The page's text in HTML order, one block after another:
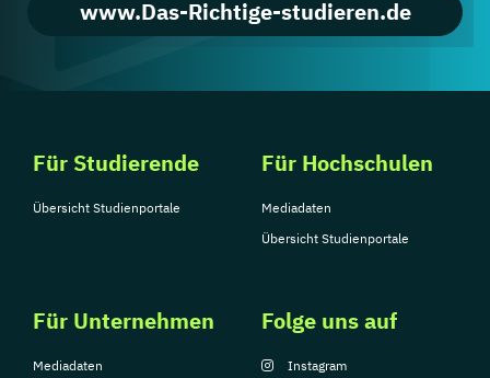
www.Das-Richtige-studieren.de
Für Studierende
Übersicht Studienportale
Für Hochschulen
Mediadaten
Übersicht Studienportale
Für Unternehmen
Mediadaten
Folge uns auf
Instagram